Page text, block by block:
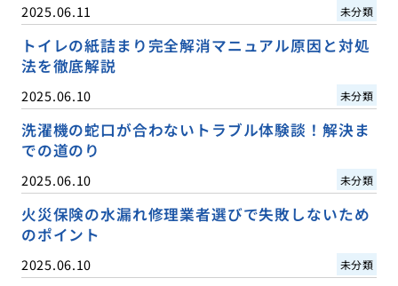
2025.06.11 未分類
トイレの紙詰まり完全解消マニュアル原因と対処
法を徹底解説
2025.06.10 未分類
洗濯機の蛇口が合わないトラブル体験談！解決ま
での道のり
2025.06.10 未分類
火災保険の水漏れ修理業者選びで失敗しないため
のポイント
2025.06.10 未分類